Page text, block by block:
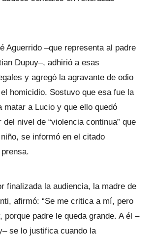
Aguerrido –que representa al padre
Dupuy–, adhirió a esas
y agregó la agravante de odio
homicidio. Sostuvo que esa fue la
matar a Lucio y que ello quedó
del nivel de “violencia continua” que
se informó en el citado
finalizada la audiencia, la madre de
afirmó: “Se me critica a mí, pero
porque padre le queda grande. A él –
se lo justifica cuando la